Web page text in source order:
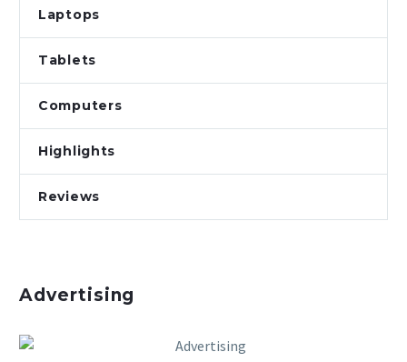
Laptops
Tablets
Computers
Highlights
Reviews
Advertising